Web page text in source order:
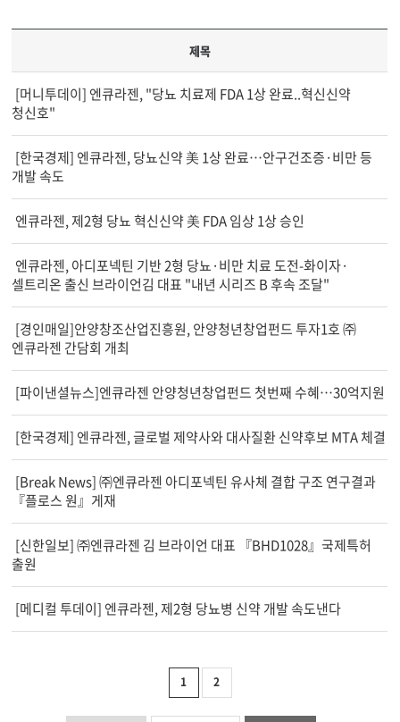
제목
[머니투데이] 엔큐라젠, "당뇨 치료제 FDA 1상 완료..혁신신약
청신호"
[한국경제] 엔큐라젠, 당뇨신약 美 1상 완료…안구건조증·비만 등
개발 속도
엔큐라젠, 제2형 당뇨 혁신신약 美 FDA 임상 1상 승인
엔큐라젠, 아디포넥틴 기반 2형 당뇨·비만 치료 도전-화이자·
셀트리온 출신 브라이언김 대표 "내년 시리즈 B 후속 조달"
[경인매일]안양창조산업진흥원, 안양청년창업펀드 투자1호 ㈜
엔큐라젠 간담회 개최
[파이낸셜뉴스]엔큐라젠 안양청년창업펀드 첫번째 수혜…30억지원
[한국경제] 엔큐라젠, 글로벌 제약사와 대사질환 신약후보 MTA 체결
[Break News] ㈜엔큐라젠 아디포넥틴 유사체 결합 구조 연구결과
『플로스 원』게재
[신한일보] ㈜엔큐라젠 김 브라이언 대표 『BHD1028』국제특허
출원
[메디컬 투데이] 엔큐라젠, 제2형 당뇨병 신약 개발 속도낸다
1 2